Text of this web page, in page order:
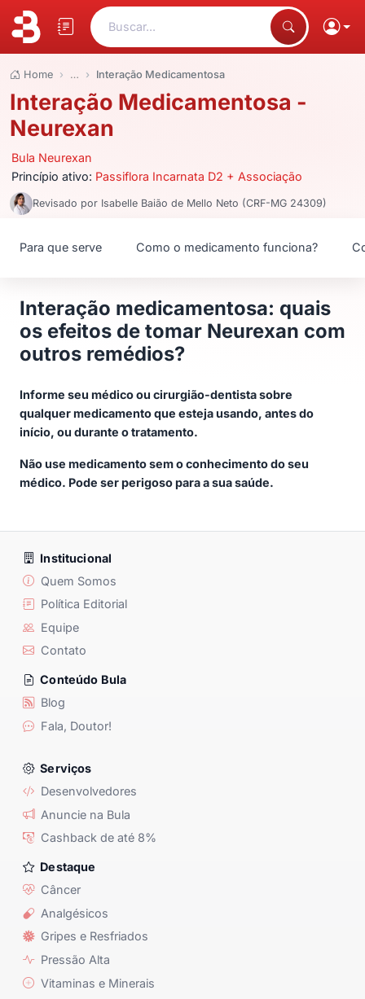
Buscar...
Home … Interação Medicamentosa
Interação Medicamentosa -
Neurexan
Bula Neurexan
Princípio ativo: Passiflora Incarnata D2 + Associação
Revisado por Isabelle Baião de Mello Neto (CRF-MG 24309)
Para que serve Como o medicamento funciona?
Interação medicamentosa: quais
os efeitos de tomar Neurexan com
outros remédios?
Informe seu médico ou cirurgião-dentista sobre
qualquer medicamento que esteja usando, antes do
início, ou durante o tratamento.
Não use medicamento sem o conhecimento do seu
médico. Pode ser perigoso para a sua saúde.
Institucional
Quem Somos
Política Editorial
Equipe
Contato
Conteúdo Bula
Blog
Fala, Doutor!
Serviços
Desenvolvedores
Anuncie na Bula
Cashback de até 8%
Destaque
Câncer
Analgésicos
Gripes e Resfriados
Pressão Alta
Vitaminas e Minerais